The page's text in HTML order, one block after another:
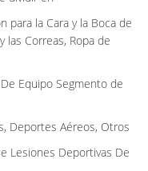
para la Cara y la Boca de
las Correas, Ropa de
Equipo Segmento de
Deportes Aéreos, Otros
Lesiones Deportivas De